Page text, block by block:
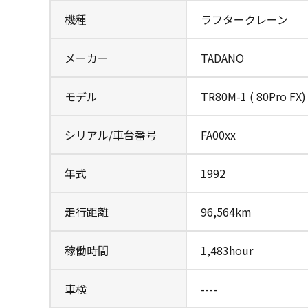
機種 ラフタークレーン
メーカー TADANO
モデル TR80M-1 ( 80Pro FX)
シリアル/車台番号 FA00xx
年式 1992
走行距離 96,564km
稼働時間 1,483hour
車検 ----